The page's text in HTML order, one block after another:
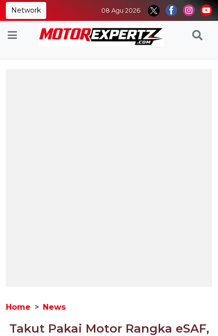
Network 08 Agu 2026
Home News
Takut Pakai Motor Rangka eSAF,